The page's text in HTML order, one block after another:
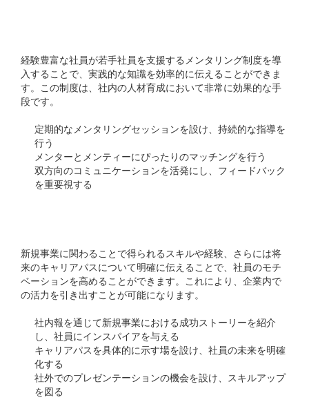
経験豊富な社員が若手社員を支援するメンタリング制度を導
入することで、実践的な知識を効率的に伝えることができま
す。この制度は、社内の人材育成において非常に効果的な手
段です。
定期的なメンタリングセッションを設け、持続的な指導を
行う
メンターとメンティーにぴったりのマッチングを行う
双方向のコミュニケーションを活発にし、フィードバック
を重要視する
新規事業に関わることで得られるスキルや経験、さらには将
来のキャリアパスについて明確に伝えることで、社員のモチ
ベーションを高めることができます。これにより、企業内で
の活力を引き出すことが可能になります。
社内報を通じて新規事業における成功ストーリーを紹介
し、社員にインスパイアを与える
キャリアパスを具体的に示す場を設け、社員の未来を明確
化する
社外でのプレゼンテーションの機会を設け、スキルアップ
を図る